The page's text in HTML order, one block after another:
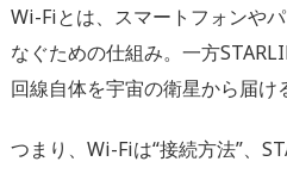
Wi-Fiとは、スマートフォンや
なぐための仕組み。一方
回線自体を宇宙の衛星から届け
つまり、Wi-Fiは“接続方法”、